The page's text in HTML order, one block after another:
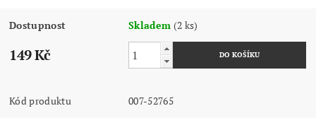
Dostupnost Skladem (2 ks)
149 Kč
Kód produktu 007-52765